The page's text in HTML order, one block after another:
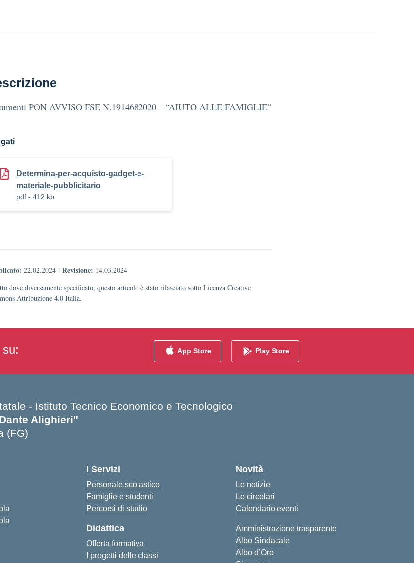
PON AVVISO FSE N.1914682020 – “AIUTO ALLE FAMIGLIE”
Determina-per-acquisto-gadget-e-
materiale-pubblicitario
pdf - 412 kb
22.02.2024 - Revisione: 14.03.2024
dove diversamente specificato, questo articolo è stato rilasciato sotto Licenza Creative
Attribuzione 4.0 Italia.
App Store Play Store
- Istituto Tecnico Economico e Tecnologico
Alighieri"
(FG)
I Servizi
Personale scolastico
Famiglie e studenti
Percorsi di studio
Didattica
Offerta formativa
I progetti delle classi
Novità
Le notizie
Le circolari
Calendario eventi
Amministrazione trasparente
Albo Sindacale
Albo d’Oro